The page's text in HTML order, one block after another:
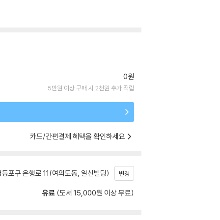
0원
5만원 이상 구매 시 2천원 추가 적립
카드/간편결제 혜택을 확인하세요
포구 은행로 11(여의도동, 일신빌딩) 변경
유료 (도서 15,000원 이상 무료)